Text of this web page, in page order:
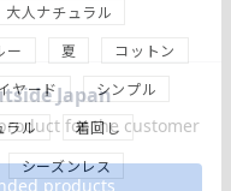
大人ナチュラル
ー 夏
コットン
ヤード
シンプル
ラル
着回し
シーズンレス